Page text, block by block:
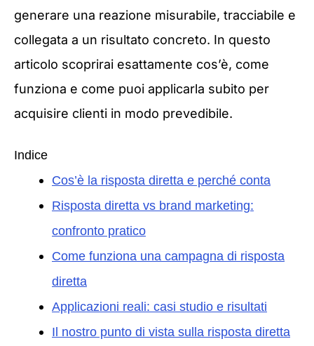
generare una reazione misurabile, tracciabile e
collegata a un risultato concreto. In questo
articolo scoprirai esattamente cos’è, come
funziona e come puoi applicarla subito per
acquisire clienti in modo prevedibile.
Indice
Cos’è la risposta diretta e perché conta
Risposta diretta vs brand marketing:
confronto pratico
Come funziona una campagna di risposta
diretta
Applicazioni reali: casi studio e risultati
Il nostro punto di vista sulla risposta diretta